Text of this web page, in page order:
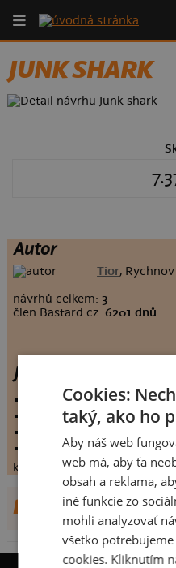
JUNK SHARK
Autor
Tior,
návrhů celkem: 3
člen Bastard.cz:6201 dnů
Junk shark
vystaveno:19.8.2009
hodnoceno: 339 krát
koupilo by:162 lidí
konečné hodnocení:7.37463
DALŠÍ NÁVRHY
Cookies:
taký, ako ho
Aby náš web
web má, aby ťa
obsah a reklama,
iné funkcie zo
mohli analyzovať
všetko
cookies. Kliknutím